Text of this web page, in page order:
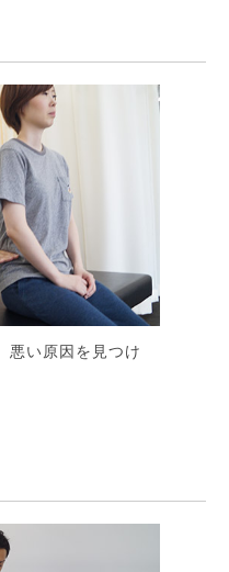
悪い原因を見つけ